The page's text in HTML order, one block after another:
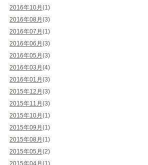
2016年10月 (1)
2016年08月 (3)
2016年07月 (1)
2016年06月 (3)
2016年05月 (3)
2016年03月 (4)
2016年01月 (3)
2015年12月 (3)
2015年11月 (3)
2015年10月 (1)
2015年09月 (1)
2015年08月 (1)
2015年05月 (2)